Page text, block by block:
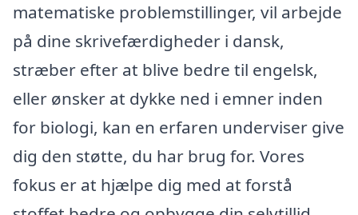
matematiske problemstillinger, vil arbejde
på dine skrivefærdigheder i dansk,
stræber efter at blive bedre til engelsk,
eller ønsker at dykke ned i emner inden
for biologi, kan en erfaren underviser give
dig den støtte, du har brug for. Vores
fokus er at hjælpe dig med at forstå